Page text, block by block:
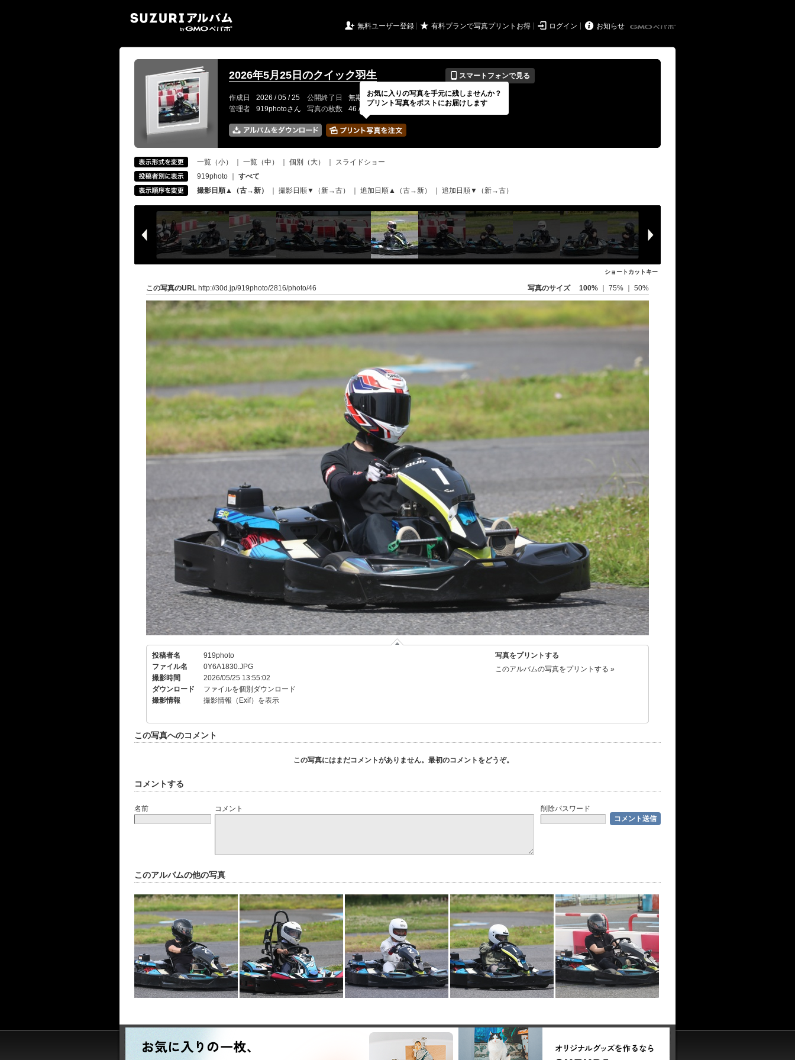
 無料ユーザー登録 ★ 有料プランで写真プリントお得  ログイン  お知らせ
2026年5月25日のクイック羽生 📱 スマートフォンで見る
作成日 2026 / 05 / 25 公開終了日 無期限 イベントの期間
---
管理者
919photoさん 写真の枚数 46 / 2000枚
一覧（小） 一覧（中） 個別（大）
スライドショー
919photo
すべて
撮影日順▲（古→新）
撮影日順▼（新→古） 追加日順▲（古→新） 追加日順▼（新→古）
ショートカットキー
この写真のURL http://30d.jp/919photo/2816/photo/46 写真のサイズ 100% 75% 50%
投稿者名
919photo
ファイル名
0Y6A1830.JPG
撮影時間
2026/05/25 13:55:02
ダウンロード
ファイルを個別ダウンロード
撮影情報
撮影情報（Exif）を表示
写真をプリントする
このアルバムの写真をプリントする »
この写真へのコメント
この写真にはまだコメントがありません。最初のコメントをどうぞ。
コメントする
名前 コメント 削除パスワード
このアルバムの他の写真
お気に入りの写真を手元に残しませんか？
プリント写真をポストにお届けします